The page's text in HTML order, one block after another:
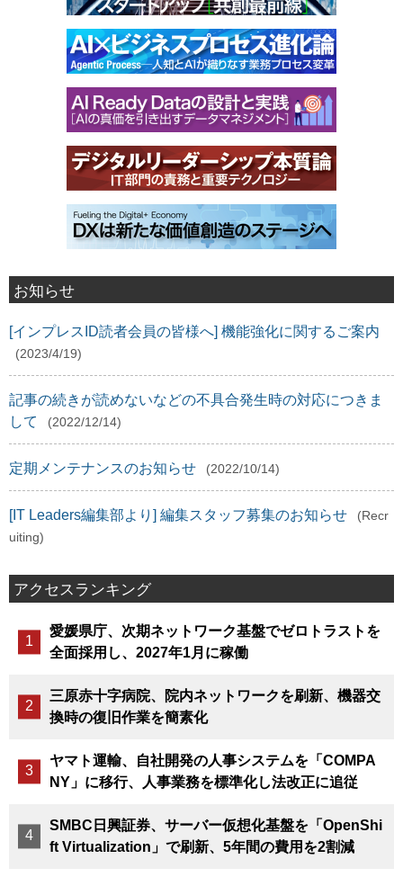
お知らせ
[インプレスID読者会員の皆様へ] 機能強化に関するご案内
(2023/4/19)
記事の続きが読めないなどの不具合発生時の対応につきま
して
(2022/12/14)
定期メンテナンスのお知らせ (2022/10/14)
[IT Leaders編集部より] 編集スタッフ募集のお知らせ
(Recr
uiting)
アクセスランキング
愛媛県庁、次期ネットワーク基盤でゼロトラストを
全面採用し、2027年1月に稼働
三原赤十字病院、院内ネットワークを刷新、機器交
換時の復旧作業を簡素化
ヤマト運輸、自社開発の人事システムを「COMPA
NY」に移行、人事業務を標準化し法改正に追従
SMBC日興証券、サーバー仮想化基盤を「OpenShi
ft Virtualization」で刷新、5年間の費用を2割減